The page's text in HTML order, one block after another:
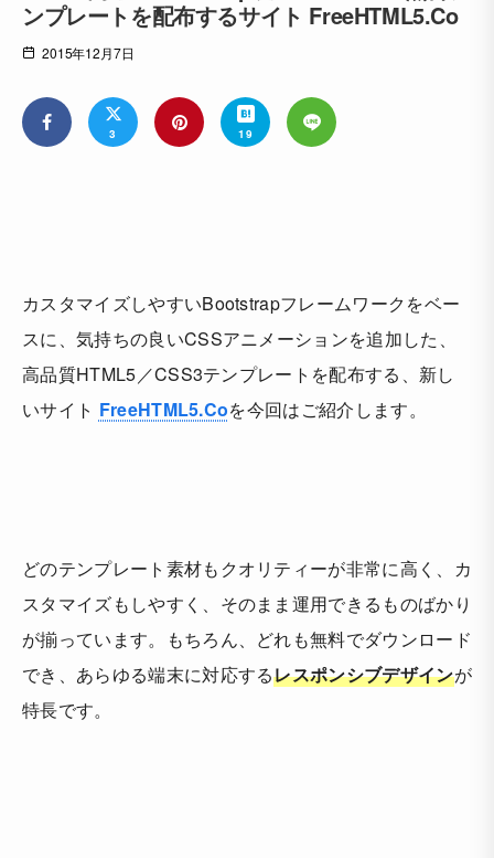
ンプレートを配布するサイト FreeHTML5.Co
2015年12月7日
3 19
カスタマイズしやすいBootstrapフレームワークをベー
スに、気持ちの良いCSSアニメーションを追加した、
高品質HTML5／CSS3テンプレートを配布する、新し
いサイト FreeHTML5.Coを今回はご紹介します。
どのテンプレート素材もクオリティーが非常に高く、カ
スタマイズもしやすく、そのまま運用できるものばかり
が揃っています。もちろん、どれも無料でダウンロード
でき、あらゆる端末に対応するレスポンシブデザインが
特長です。